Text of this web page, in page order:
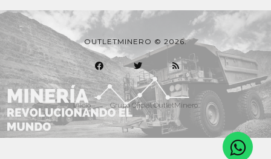
OUTLETMINERO © 2026.
Inicio Grupo Oficial OutletMinero